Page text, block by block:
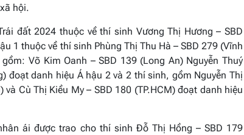
hội.
đất 2024 thuộc về thí sinh Vương Thị Hương – SBD
1 thuộc về thí sinh Phùng Thị Thu Hà – SBD 279 (Vĩnh
Võ Kim Oanh – SBD 139 (Long An) Nguyễn Thuý
đoạt danh hiệu Á hậu 2 và 2 thí sinh, gồm Nguyễn Thị
và Cù Thị Kiều My – SBD 180 (TP.HCM) đoạt danh hiệu
ái được trao cho thí sinh Đỗ Thị Hồng – SBD 179